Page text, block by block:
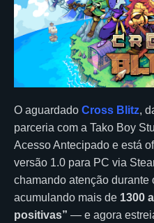
O aguardado Cross Blitz,
parceria com a Tako Boy
Acesso Antecipado e está
versão 1.0 para PC via
chamando atenção
acumulando mais de 1300
positivas” — e agora